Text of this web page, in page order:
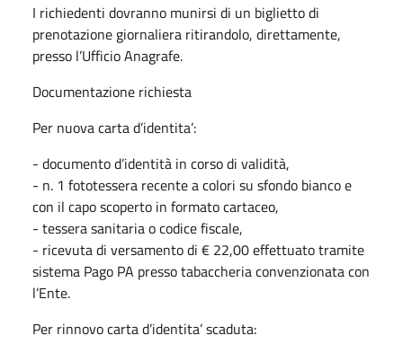
I richiedenti dovranno munirsi di un biglietto di
prenotazione giornaliera ritirandolo, direttamente,
presso l’Ufficio Anagrafe.
Documentazione richiesta
Per nuova carta d’identita’:
- documento d’identità in corso di validità,
- n. 1 fototessera recente a colori su sfondo bianco e
con il capo scoperto in formato cartaceo,
- tessera sanitaria o codice fiscale,
- ricevuta di versamento di € 22,00 effettuato tramite
sistema Pago PA presso tabaccheria convenzionata con
l’Ente.
Per rinnovo carta d’identita’ scaduta: